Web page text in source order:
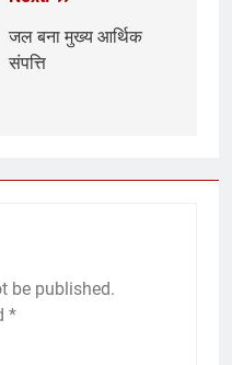
जल बना मुख्य आर्थिक
संपत्ति
be published.
*